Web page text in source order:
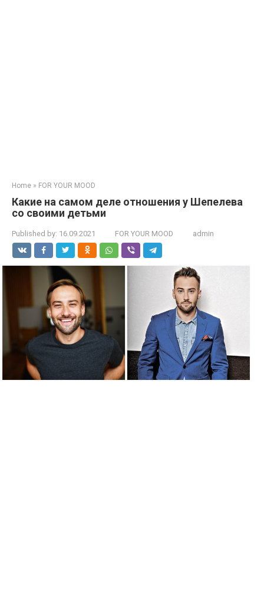
Home » FOR YOUR MOOD
Какие на самом деле отношения у Шепелева
со своими детьми
Published by: 16.09.2021 FOR YOUR MOOD admin